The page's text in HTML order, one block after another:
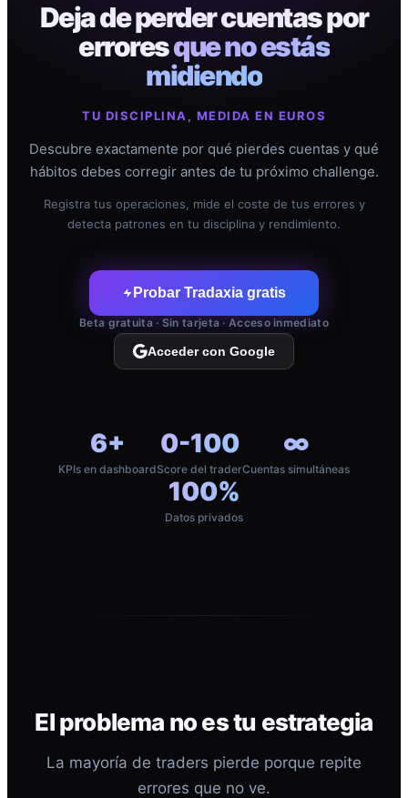
Deja de perder cuentas por
erroresque no estás
midiendo
TU DISCIPLINA, MEDIDA EN EUROS
Descubre exactamente por qué pierdes cuentas y qué
hábitos debes corregir antes de tu próximo challenge.
Registra tus operaciones, mide el coste de tus errores y
detecta patrones en tu disciplina y rendimiento.
Probar Tradaxia gratis
Beta gratuita · Sin tarjeta · Acceso inmediato
Acceder con Google
6+
KPIs en dashboard
0-100
Score del trader
∞
Cuentas simultáneas
100%
Datos privados
El problema no es tu estrategia
La mayoría de traders pierde porque repite
errores que no ve.